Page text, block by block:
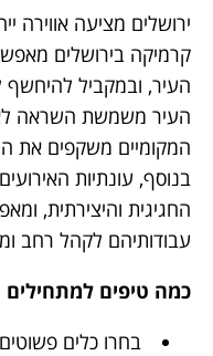
ירושלים מציעה אווירה
קרמיקה בירושלים
העיר, ובמקביל להיחשף
העיר משמשת השראה
המקומיים משקפים את
בנוסף, עונתיות
החגיגית והיצירתית,
עבודותיהם לקהל רחב
כמה טיפים למתחילים
בחרו כלים